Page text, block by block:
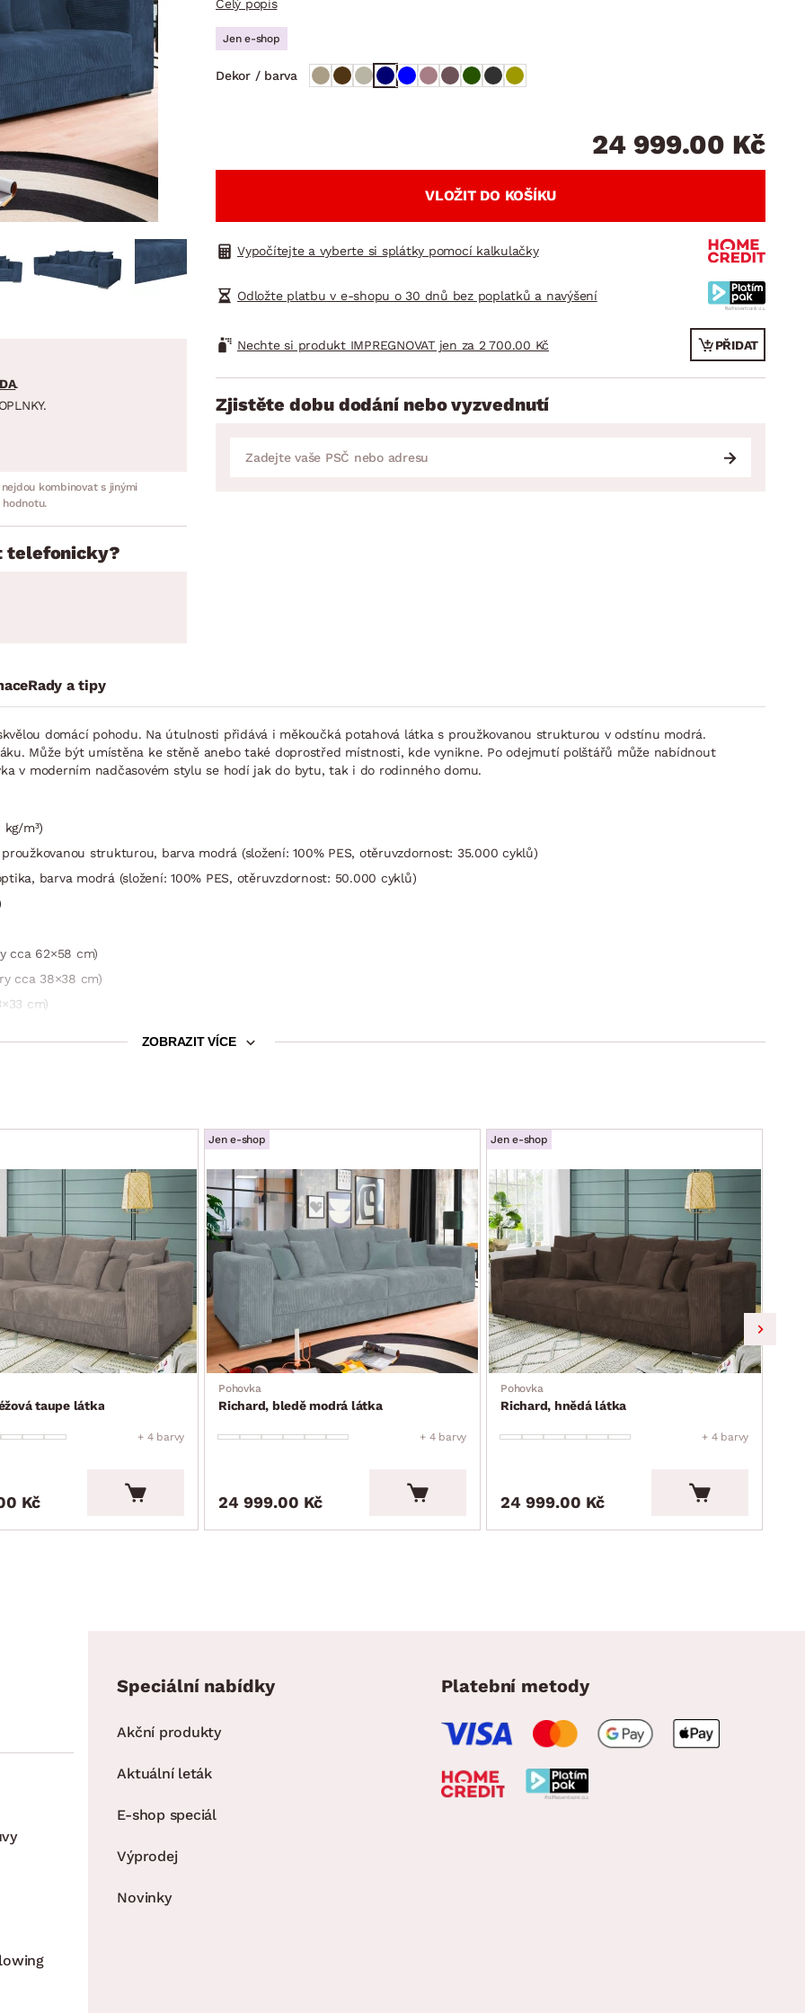
DOMÁCÍ SPOTŘEBIČECelý popis
Jen e-shop
Dekor / barva
24 999.00 Kč
VLOŽIT DO KOŠÍKU
Vypočítejte a vyberte si splátky pomocí kalkulačky
Odložte platbu v e-shopu o 30 dnů bez poplatků a navýšení
Nechte si produkt IMPREGNOVAT jen za 2 700.00 Kč PŘIDAT
Zjistěte dobu dodání nebo vyzvednutí
.
kombinovat s jinými
telefonicky?
Rady a tipy
domácí pohodu. Na útulnosti přidává i měkoučká potahová látka s proužkovanou strukturou v odstínu modrá.
Může být umístěna ke stěně anebo také doprostřed místnosti, kde vynikne. Po odejmutí polštářů může nabídnout
v moderním nadčasovém stylu se hodí jak do bytu, tak i do rodinného domu.
m³)
strukturou, barva modrá (složení: 100% PES, otěruvzdornost: 35.000 cyklů)
barva modrá (složení: 100% PES, otěruvzdornost: 50.000 cyklů)
cca 62×58 cm)
cca 38×38 cm)
cm)
polštářů: 89 cm
ZOBRAZIT VÍCE
taupe látka
+ 4 barvy
Kč
Jen e-shop
Pohovka
Richard, bledě modrá látka
+ 4 barvy
24 999.00 Kč
Jen e-shop
Pohovka
Richard, hnědá látka
+ 4 barvy
24 999.00 Kč
Speciální nabídky
Akční produkty
Aktuální leták
E-shop speciál
Výprodej
Novinky
Platební metody